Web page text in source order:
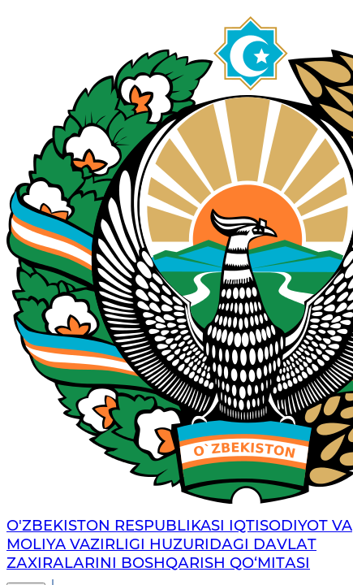
O'ZBEKISTON RESPUBLIKASI IQTISODIYOT VA
MOLIYA VAZIRLIGI HUZURIDАGI DАVLАT
ZАXIRАLАRINI BOSHQАRISH QO‘MITАSI